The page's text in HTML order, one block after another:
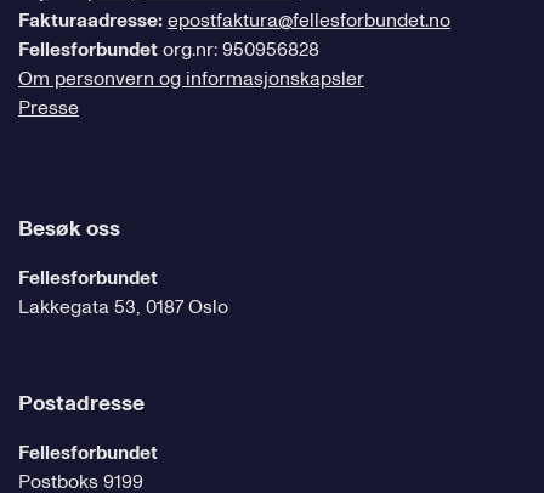
Fakturaadresse:epostfaktura@fellesforbundet.no
Fellesforbundetorg.nr: 950956828
Om personvern og informasjonskapsler
Presse
Besøk oss
Fellesforbundet
Lakkegata 53, 0187 Oslo
Postadresse
Fellesforbundet
Postboks 9199